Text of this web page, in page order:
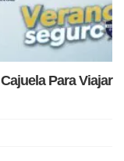
Para Viajar